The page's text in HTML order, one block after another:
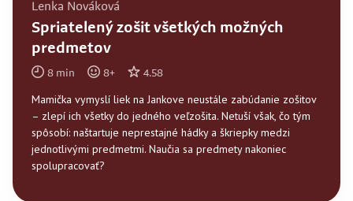
Lenka Nováková
Spriatelený zošit všetkých možných
predmetov
8 min 8+ 4.58
Mamička vymyslí liek na Jankove neustále zabúdanie zošitov
– zlepí ich všetky do jedného veľzošita. Netuší však, čo tým
spôsobí: naštartuje neprestajné hádky a škriepky medzi
jednotlivými predmetmi. Naučia sa predmety nakoniec
spolupracovať?